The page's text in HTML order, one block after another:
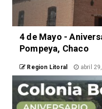
4 de Mayo -
Pompeya, Chaco
Region Litoral abril